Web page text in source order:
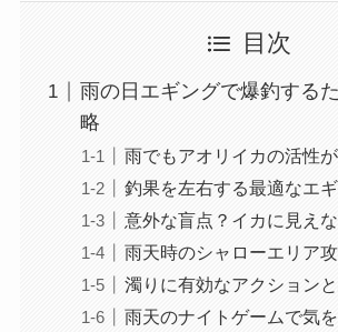
目次
雨の日エギングで爆釣する
略
雨でもアオリイカの活性
釣果を左右する最適なエ
意外な盲点？イカに見え
雨天時のシャローエリア
濁りに有効なアクション
雨天のナイトゲームで気